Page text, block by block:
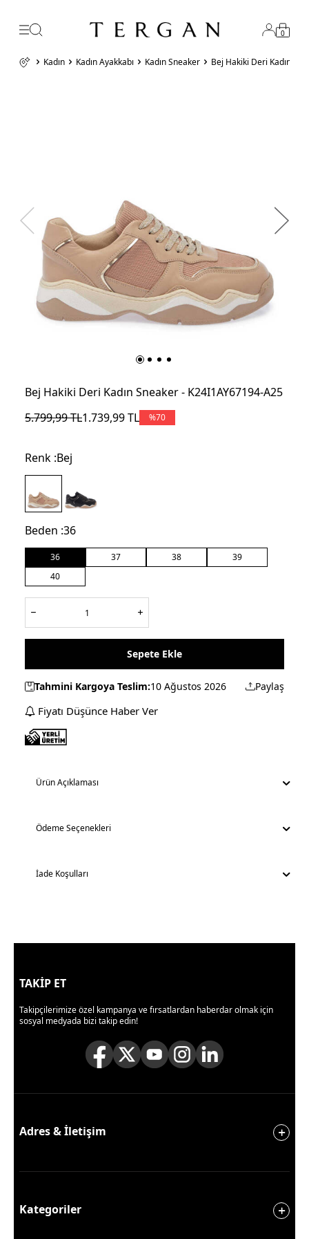
0
Kadın Kadın Ayakkabı Kadın Sneaker Bej Hakiki Deri Kadın
Bej Hakiki Deri Kadın Sneaker - K24I1AY67194-A25
5.799,99TL1.739,99TL %70
Renk :Bej
Beden :36
36 37 38
39
40
Sepete Ekle
Tahmini Kargoya Teslim:10 Ağustos 2026 Paylaş
Fiyatı Düşünce Haber Ver
Ürün Açıklaması
Ödeme Seçenekleri
İade Koşulları
TAKİP ET
Takipçilerimize özel kampanya ve fırsatlardan haberdar olmak için
sosyal medyada bizi takip edin!
Adres & İletişim
Kategoriler